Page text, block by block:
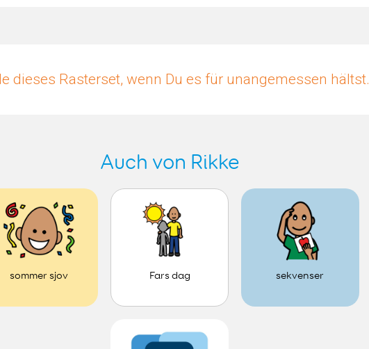
dieses Rasterset, wenn Du es für unangemessen hältst.
Auch von Rikke
sommer sjov Fars dag sekvenser